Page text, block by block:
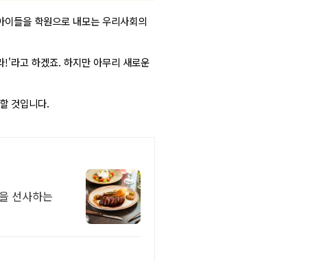
들을 학원으로 내모는 우리사회의
!'라고 하겠죠. 하지만 아무리 새로운
것입니다.
선사하는